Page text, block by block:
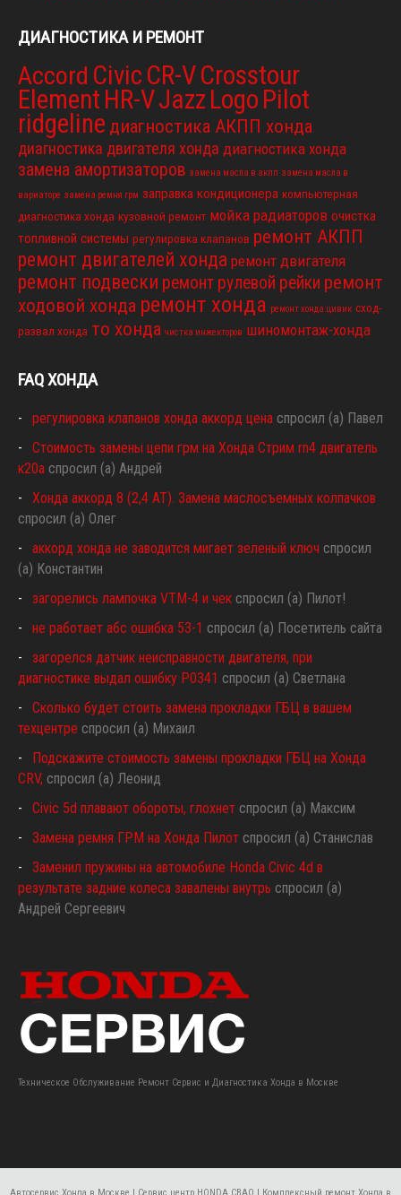
ДИАГНОСТИКА И РЕМОНТ
Accord Civic CR-VCrosstour
Element HR-VJazz Logo Pilot
ridgeline диагностика АКПП хонда
диагностика двигателя хонда диагностика хонда
замена амортизаторов замена масла в акпп замена масла в
вариаторе замена ремня грм заправка кондиционера компьютерная
диагностика хонда кузовной ремонт мойка радиаторов очистка
топливной системы регулировка клапанов ремонт АКПП
ремонт двигателей хонда ремонт двигателя
ремонт подвески ремонт рулевой рейки ремонт
ходовой хонда ремонт хонда ремонт хонда цивик сход-
развал хонда то хонда чистка инжекторов шиномонтаж-хонда
FAQ ХОНДА
регулировка клапанов хонда аккорд цена спросил (а) Павел
Стоимость замены цепи грм на Хонда Стрим rn4 двигатель
к20а спросил (а) Андрей
Хонда аккорд 8 (2,4 АТ). Замена маслосъемных колпачков
спросил (а) Олег
аккорд хонда не заводится мигает зеленый ключ спросил
(а) Константин
загорелись лампочка VTM-4 и чек спросил (а) Пилот!
не работает абс ошибка 53-1 спросил (а) Посетитель сайта
загорелся датчик неисправности двигателя, при
диагностике выдал ошибку P0341 спросил (а) Светлана
Сколько будет стоить замена прокладки ГБЦ в вашем
техцентре спросил (а) Михаил
Подскажите стоимость замены прокладки ГБЦ на Хонда
CRV, спросил (а) Леонид
Civic 5d плавают обороты, глохнет спросил (а) Максим
Замена ремня ГРМ на Хонда Пилот спросил (а) Станислав
Заменил пружины на автомобиле Honda Civic 4d в
результате задние колеса завалены внутрь спросил (а)
Андрей Сергеевич
Техническое Обслуживание Ремонт Сервис и Диагностика Хонда в Москве